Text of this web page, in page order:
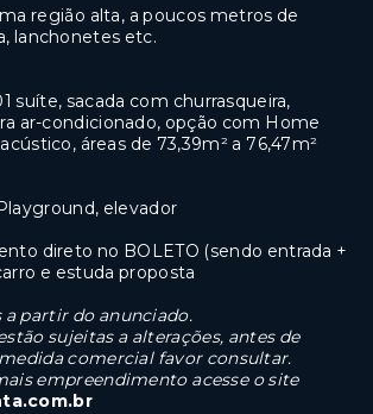
região alta, a poucos metros de
lanchonetes etc.
suíte, sacada com churrasqueira,
ar-condicionado, opção com Home
áreas de 73,39m² a 76,47m²
elevador
direto no BOLETO (sendo entrada +
e estuda proposta
a partir do anunciado.
sujeitas a alterações, antes de
comercial favor consultar.
empreendimento acesse o site